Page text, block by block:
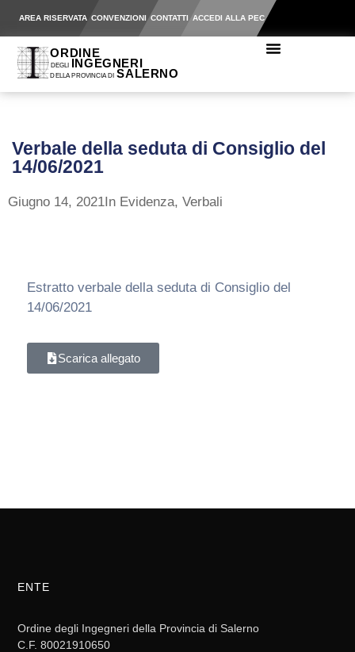
AREA RISERVATA CONVENZIONI CONTATTI ACCEDI ALLA PEC
Verbale della seduta di Consiglio del
14/06/2021
Giugno 14, 2021In Evidenza, Verbali
Estratto verbale della seduta di Consiglio del
14/06/2021
Scarica allegato
ENTE
Ordine degli Ingegneri della Provincia di Salerno
C.F. 80021910650